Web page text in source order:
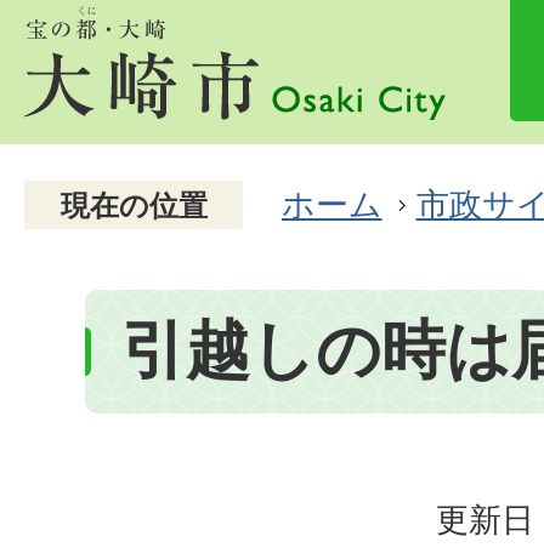
現在の位置 ホーム 市政サ
引越しの時は
更新